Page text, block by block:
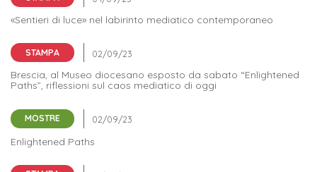
«Sentieri di luce» nel labirinto mediatico contemporaneo
STAMPA
Brescia, al Museo diocesano esposto da sabato “Enlightened
Paths”, riflessioni sul caos mediatico di oggi
MOSTRE
Enlightened Paths